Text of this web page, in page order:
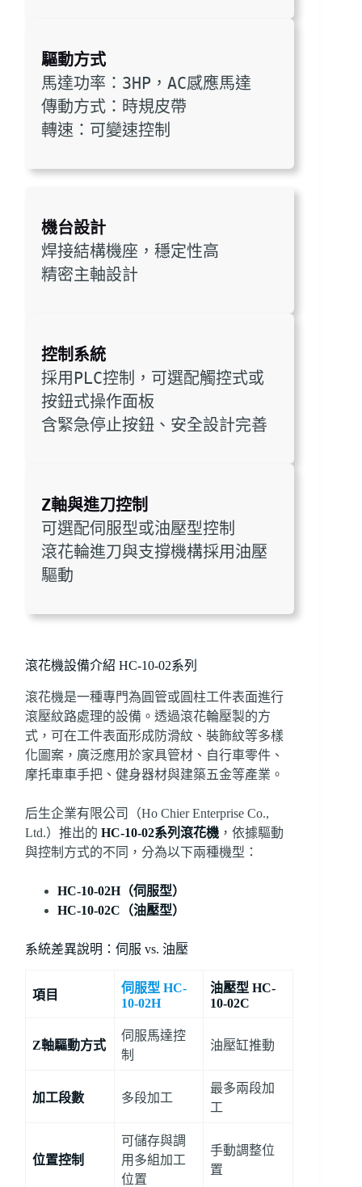
驅動方式
馬達功率：3HP，AC感應馬達
傳動方式：時規皮帶
轉速：可變速控制
機台設計
焊接結構機座，穩定性高
精密主軸設計
控制系統
採用PLC控制，可選配觸控式或
按鈕式操作面板
含緊急停止按鈕、安全設計完善
Z軸與進刀控制
可選配伺服型或油壓型控制
滾花輪進刀與支撐機構採用油壓
驅動
滾花機設備介紹 HC-10-02系列
滾花機是一種專門為圓管或圓柱工件表面進行
滾壓紋路處理的設備。透過滾花輪壓製的方
式，可在工件表面形成防滑紋、裝飾紋等多樣
化圖案，廣泛應用於家具管材、自行車零件、
摩托車車手把、健身器材與建築五金等產業。
后生企業有限公司（Ho Chier Enterprise Co.,
Ltd.）推出的 HC-10-02系列滾花機，依據驅動
與控制方式的不同，分為以下兩種機型：
HC-10-02H（伺服型）
HC-10-02C（油壓型）
系統差異說明：伺服 vs. 油壓
項目
伺服型 HC-
10-02H
油壓型 HC-
10-02C
Z軸驅動方式
伺服馬達控
制
油壓缸推動
加工段數 多段加工
最多兩段加
工
位置控制
可儲存與調
用多組加工
位置
手動調整位
置